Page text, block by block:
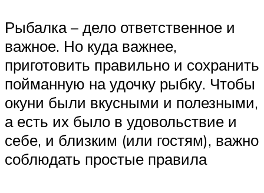
Рыбалка – дело ответственное и
важное. Но куда важнее,
приготовить правильно и сохранить
пойманную на удочку рыбку. Чтобы
окуни были вкусными и полезными,
а есть их было в удовольствие и
себе, и близким (или гостям), важно
соблюдать простые правила